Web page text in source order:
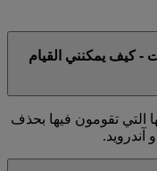
- كيف يمكنني القيام
التي تقومون فيها بحذف
آندرويد.